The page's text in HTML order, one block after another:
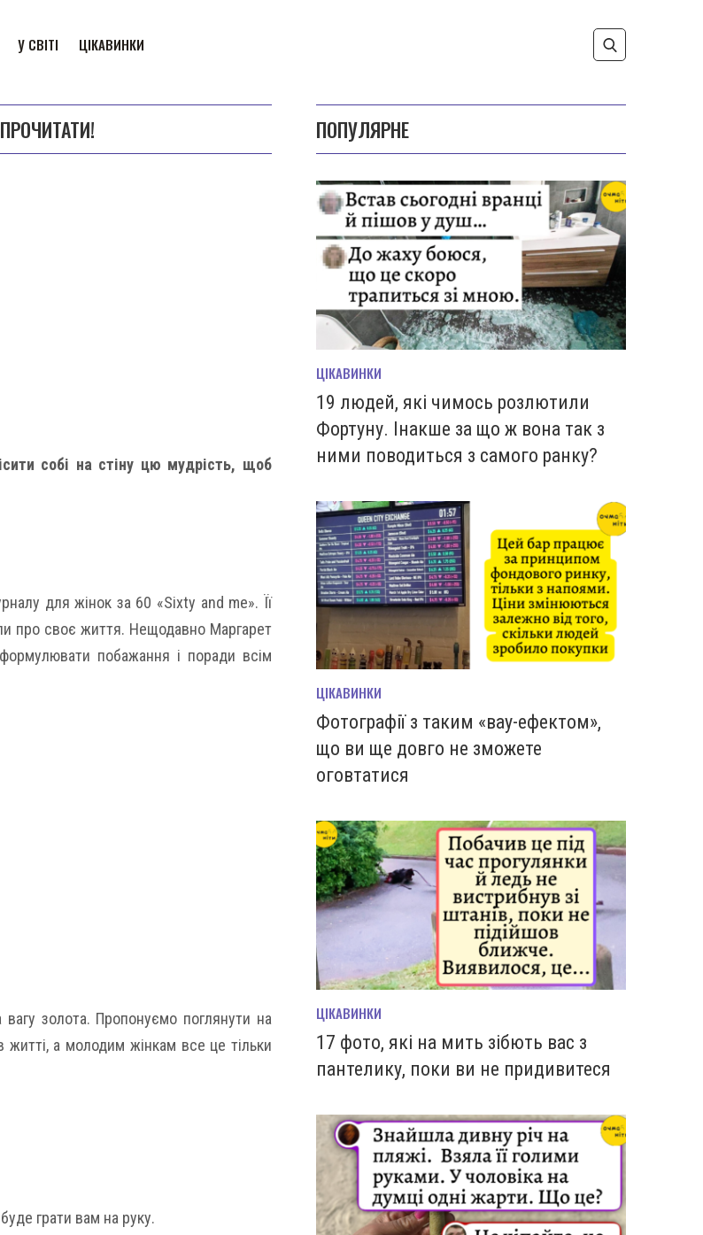
У СВІТІ ЦІКАВИНКИ
собі на стіну цю мудрість, щоб
для жінок за 60 «Sixty and me». Її
про своє життя. Нещодавно Маргарет
побажання і поради всім
золота. Пропонуємо поглянути на
а молодим жінкам все це тільки
грати вам на руку.
ПОПУЛЯРНЕ
ЦІКАВИНКИ
19 людей, які чимось розлютили
Фортуну. Інакше за що ж вона так з
ними поводиться з самого ранку?
ЦІКАВИНКИ
Фотографії з таким «вау-ефектом»,
що ви ще довго не зможете
оговтатися
ЦІКАВИНКИ
17 фото, які на мить зiбють вас з
пантелику, поки ви не придивитеся